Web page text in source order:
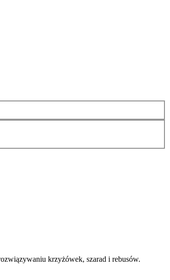
krzyżówek, szarad i rebusów.